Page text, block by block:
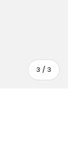
3 / sau
3